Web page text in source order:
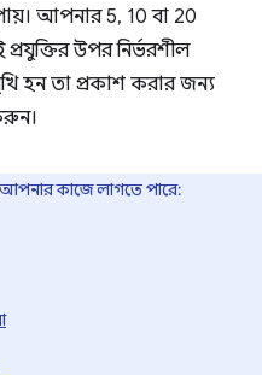
আপনার 5, 10 বা 20
উপর নির্ভরশীল
হন তা প্রকাশ করার জন্য
কাজে লাগতে পারে: